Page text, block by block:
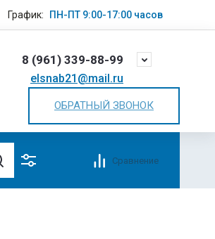
График: ПН-ПТ 9:00-17:00 часов
8 (961) 339-88-99
elsnab21@mail.ru
ОБРАТНЫЙ ЗВОНОК
Сравнение